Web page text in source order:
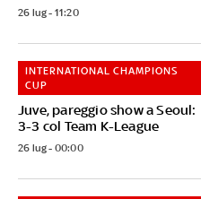
26 lug - 11:20
Juve, pareggio show a Seoul:
3-3 col Team K-League
INTERNATIONAL CHAMPIONS
CUP
26 lug - 00:00